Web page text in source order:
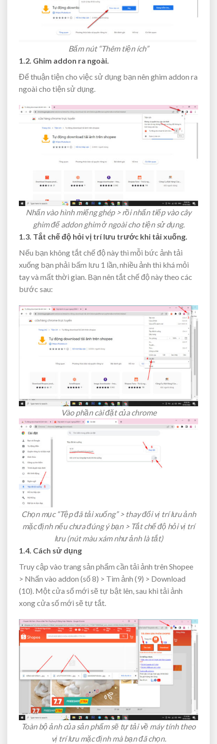
Bấm nút “Thêm tiện ích”
1.2. Ghim addon ra ngoài.
Để thuận tiện cho việc sử dụng bạn nên ghim addon ra
ngoài cho tiện sử dụng.
Nhấn vào hình miếng ghép > rồi nhấn tiếp vào cây
ghim để addon ghim ở ngoài cho tiện sử dụng.
1.3. Tắt chế độ hỏi vị trí lưu trước khi tải xuống.
Nếu bạn không tắt chế độ này thì mỗi bức ảnh tải
xuống bạn phải bấm lưu 1 lần, nhiều ảnh thì khá mỏi
tay và mất thời gian. Bạn nên tắt chế độ này theo các
bước sau:
Vào phần cài đặt của chrome
Chọn mục “Tệp đã tải xuống” > thay đổi vị trí lưu ảnh
mặc định nếu chưa đúng ý bạn > Tắt chế độ hỏi vị trí
lưu (nút màu xám như ảnh là tắt)
1.4. Cách sử dụng
Truy cập vào trang sản phẩm cần tải ảnh trên Shopee
> Nhấn vào addon (số 8) > Tìm ảnh (9) > Download
(10). Một cửa sổ mới sẽ tự bật lên, sau khi tải ảnh
xong cửa số mới sẽ tự tắt.
Toàn bộ ảnh của sản phẩm sẽ tự tải về máy tính theo
vị trí lưu mặc định mà bạn đã chọn.